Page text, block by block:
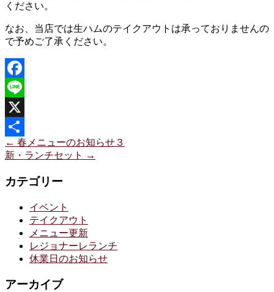
ください。
なお、当店では生ハムのテイクアウトは承っておりませんの
で予めご了承ください。
Facebook
Line
X
共
← 春メニューのお知らせ３
新・ランチセット
→
カテゴリー
イベント
テイクアウト
メニュー更新
レジョナーレランチ
休業日のお知らせ
アーカイブ